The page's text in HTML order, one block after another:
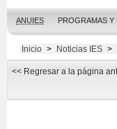
ANUIES PROGRAMAS Y
Inicio > Noticias IES >
<< Regresar a la página